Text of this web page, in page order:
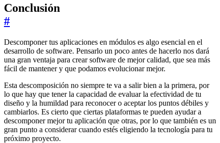
Conclusión
#
Descomponer tus aplicaciones en módulos es algo esencial en el
desarrollo de software. Pensarlo un poco antes de hacerlo nos dará
una gran ventaja para crear software de mejor calidad, que sea más
fácil de mantener y que podamos evolucionar mejor.
Esta descomposición no siempre te va a salir bien a la primera, por
lo que hay que tener la capacidad de evaluar la efectividad de tu
diseño y la humildad para reconocer o aceptar los puntos débiles y
cambiarlos. Es cierto que ciertas plataformas te pueden ayudar a
descomponer mejor tu aplicación que otras, por lo que también es un
gran punto a considerar cuando estés eligiendo la tecnología para tu
próximo proyecto.